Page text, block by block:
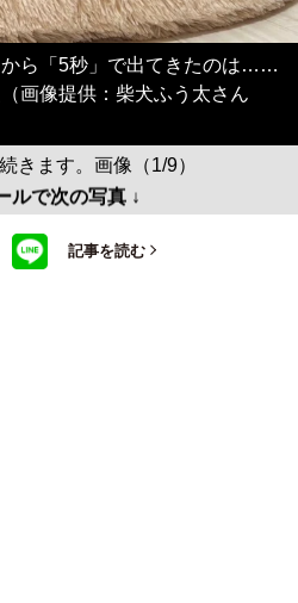
ら「5秒」で出てきたのは……
画像提供：柴犬ふう太さん
きます。画像（1/9）
ルで次の写真 ↓
記事を読む